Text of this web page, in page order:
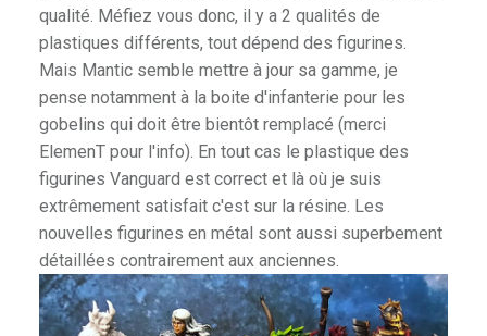
qualité. Méfiez vous donc, il y a 2 qualités de
plastiques différents, tout dépend des figurines.
Mais Mantic semble mettre à jour sa gamme, je
pense notamment à la boite d'infanterie pour les
gobelins qui doit être bientôt remplacé (merci
ElemenT pour l'info). En tout cas le plastique des
figurines Vanguard est correct et là où je suis
extrêmement satisfait c'est sur la résine. Les
nouvelles figurines en métal sont aussi superbement
détaillées contrairement aux anciennes.